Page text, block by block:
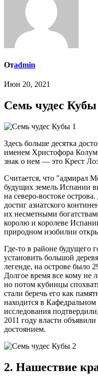
Отadmin
Июн 20, 2021
Семь чудес Кубы
Здесь больше десятка
именем Христофора
знак о нем — это Крест
Считается, что "адмирал
будущих земель Испании
на северо-востоке
достиг азиатского
их несметными
королю и королеве
природном изобилии
Где-то в районе будущего
установить большой
легенде, на острове было
Долгое время все кому не
но потом кубинцы
стали беречь его как
находится в
исследования
2011 году власти
достоянием.
2. Нашествие